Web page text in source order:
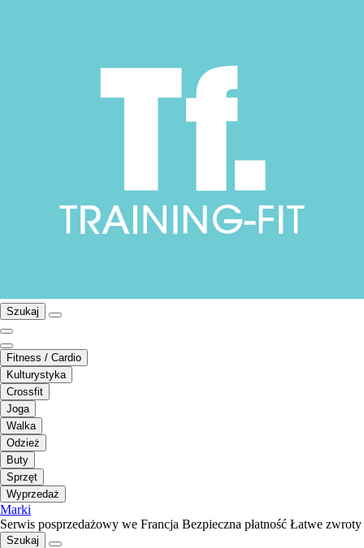
Szukaj
Fitness / Cardio
Kulturystyka
Crossfit
Joga
Walka
Odzież
Buty
Sprzęt
Wyprzedaż
Marki
Serwis posprzedażowy we Francja Bezpieczna płatność Łatwe zwroty
Szukaj